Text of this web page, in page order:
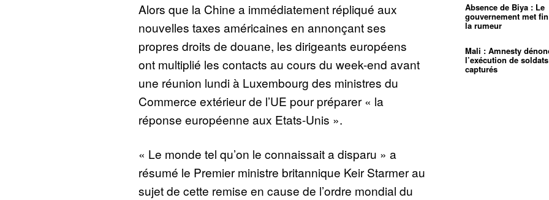
Alors que la Chine a immédiatement répliqué aux
nouvelles taxes américaines en annonçant ses
propres droits de douane, les dirigeants européens
ont multiplié les contacts au cours du week-end avant
une réunion lundi à Luxembourg des ministres du
Commerce extérieur de l’UE pour préparer « la
réponse européenne aux Etats-Unis ».
« Le monde tel qu’on le connaissait a disparu » a
résumé le Premier ministre britannique Keir Starmer au
sujet de cette remise en cause de l’ordre mondial du
Absence de Biya : Le
gouvernement met
la rumeur
Mali : Amnesty
l’exécution de soldats
capturés